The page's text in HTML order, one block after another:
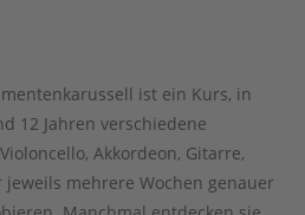
ist ein Kurs, in
12 Jahren verschiedene
Akkordeon, Gitarre,
jeweils mehrere Wochen genauer